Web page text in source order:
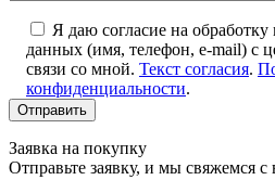
Я даю согласие на
данных (имя, телефон, e-mail) с
связи со мной. Текст согласия.
конфиденциальности.
Заявка на покупку
Отправьте заявку, и мы свяжемся